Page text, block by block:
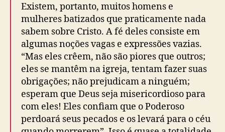
Existem, portanto, muitos homens e
mulheres batizados que praticamente nada
sabem sobre Cristo. A fé deles consiste em
algumas noções vagas e expressões vazias.
“Mas eles crêem, não são piores que outros;
eles se mantêm na igreja, tentam fazer suas
obrigações; não prejudicam a ninguém;
esperam que Deus seja misericordioso para
com eles! Eles confiam que o Poderoso
perdoará seus pecados e os levará para o céu